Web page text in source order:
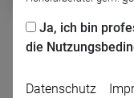
Zurück
Ja, ich bin
die
Datenschutz